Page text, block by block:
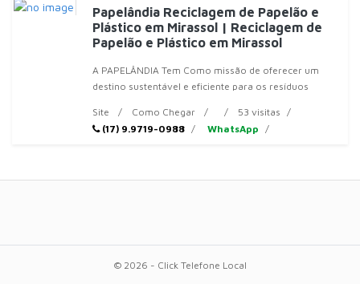
Papelândia Reciclagem de Papelão e
Plástico em Mirassol | Reciclagem de
Papelão e Plástico em Mirassol
A PAPELÂNDIA Tem Como missão de oferecer um
destino sustentável e eficiente para os resíduos
Site
Como Chegar
53 visitas
(17) 9.9719-0988
WhatsApp
© 2026 - Click Telefone Local